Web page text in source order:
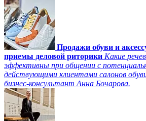
Продажи обуви и
приемы деловой риторики Какие
эффективны при общении с
действующими клиентами салонов
бизнес-консультант Анна Бочарова.